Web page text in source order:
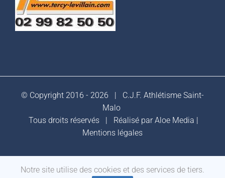
© Copyright 2016 - 2026 | C.J.F. Athlétisme Saint-
Malo
Tous droits réservés | Réalisé parAloe Media
Mentions légales
Facebook
Notre site utilise des cookies et des services de tiers.